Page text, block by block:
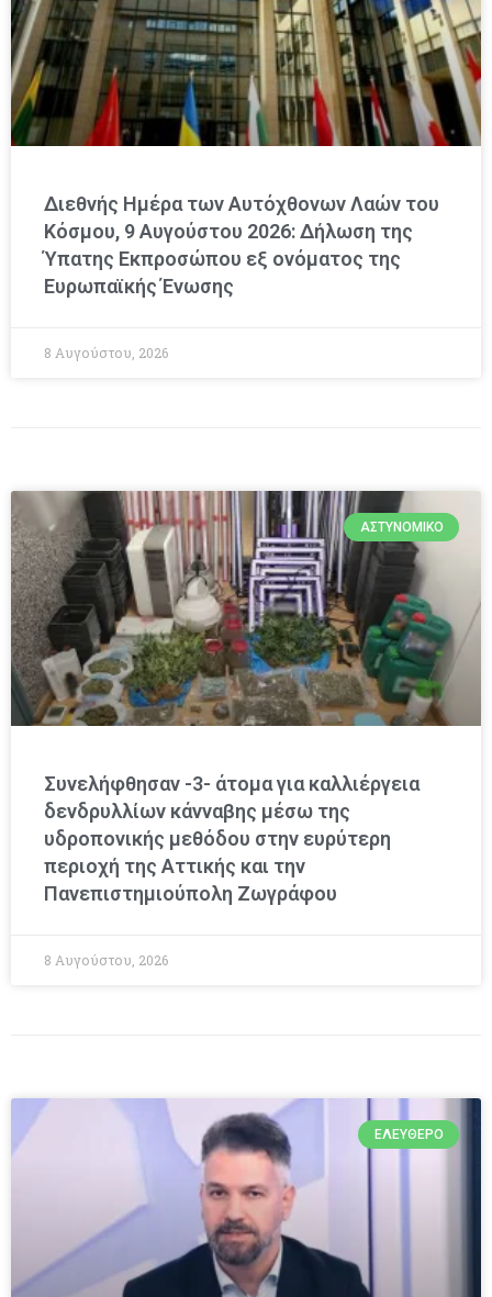
Διεθνής Ημέρα των Αυτόχθονων Λαών του
Κόσμου, 9 Αυγούστου 2026: Δήλωση της
Ύπατης Εκπροσώπου εξ ονόματος της
Ευρωπαϊκής Ένωσης
8 Αυγούστου, 2026
ΑΣΤΥΝΟΜΙΚΌ
Συνελήφθησαν -3- άτομα για καλλιέργεια
δενδρυλλίων κάνναβης μέσω της
υδροπονικής μεθόδου στην ευρύτερη
περιοχή της Αττικής και την
Πανεπιστημιούπολη Ζωγράφου
8 Αυγούστου, 2026
ΕΛΕΎΘΕΡΟ